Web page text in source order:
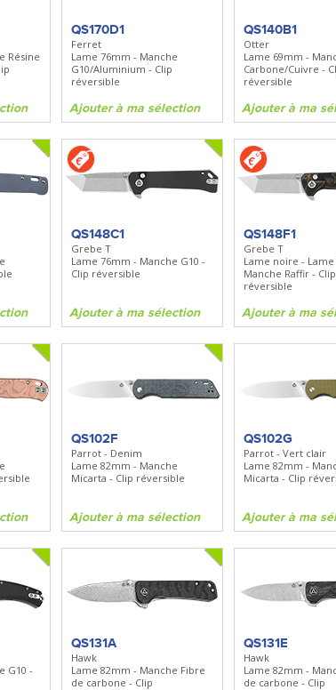
SR100
Ajouter à ma sélection
FKDC4
DC4 - Pierre à aiguiser
Diamant/céramique - Etui
Ajouter à ma
Résine
QS170D1
Ferret
Lame 76mm - Manche
G10/Aluminium - Clip
réversible
Ajouter à ma sélection
QS140B1
Otter
Lame 69mm -
Carbone/Cuivre -
réversible
Ajouter à ma
QS148C1
Grebe T
Lame 76mm - Manche G10 -
Clip réversible
Ajouter à ma sélection
QS148F1
Grebe T
Lame noire -
Manche Raffir - Clip
réversible
Ajouter à ma
QS102F
Parrot - Denim
Lame 82mm - Manche
Micarta - Clip réversible
Ajouter à ma sélection
QS102G
Parrot - Vert clair
Lame 82mm -
Micarta - Clip
Ajouter à ma
G10 -
QS131A
Hawk
Lame 82mm - Manche Fibre
de carbone - Clip
QS131E
Hawk
Lame 82mm -
de carbone - Clip